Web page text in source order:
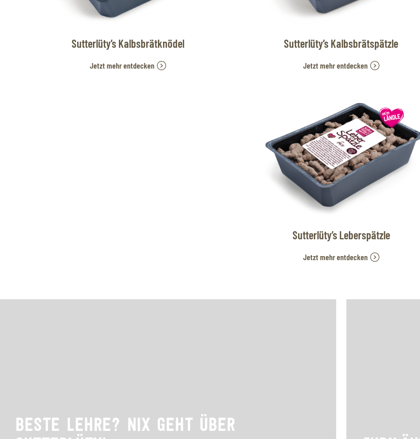
Sutterlüty’s Kalbsbrätknödel
Jetzt mehr entdecken
Sutterlüty’s Kalbsbrätspätzle
Jetzt mehr entdecken
Sutterlüty’s Leberspätzle
Jetzt mehr entdecken
BESTE LEHRE? NIX GEHT ÜBER